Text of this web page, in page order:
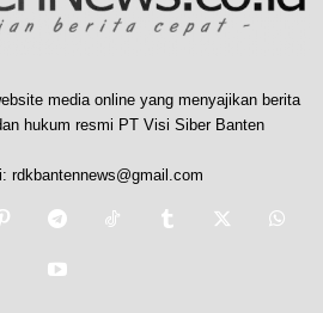
media online yang menyajikan berita
hukum resmi PT Visi Siber Banten
rdkbantennews@gmail.com